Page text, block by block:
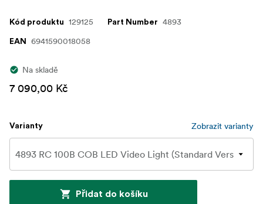
Kód produktu 129125 Part Number 4893
EAN 6941590018058
Na skladě
7 090,00 Kč
Varianty Zobrazit varianty
Přidat do košíku